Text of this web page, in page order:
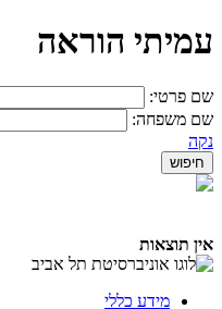
עמיתי הוראה
שם פרטי:
שם משפחה:
נקה
אין תוצאות
מידע כללי